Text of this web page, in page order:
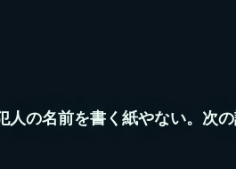
人の名前を書く紙やない。次